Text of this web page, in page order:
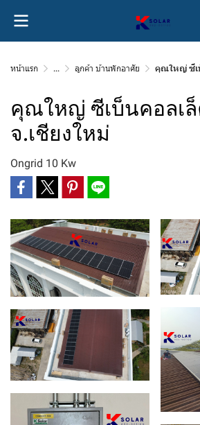
หน้าแรก ... ลูกค้า บ้านพักอาศัย คุณใหญ่ ซีเบ็
คุณใหญ่ ซีเบ็นคอลเ
จ.เชียงใหม่
Ongrid 10 Kw